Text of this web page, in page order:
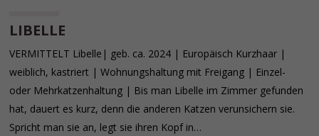
LIBELLE
VERMITTELT Libelle| geb. ca. 2024 | Europäisch Kurzhaar |
weiblich, kastriert | Wohnungshaltung mit Freigang | Einzel-
oder Mehrkatzenhaltung | Bis man Libelle im Zimmer gefunden
hat, dauert es kurz, denn die anderen Katzen verunsichern sie.
Spricht man sie an, legt sie ihren Kopf in…